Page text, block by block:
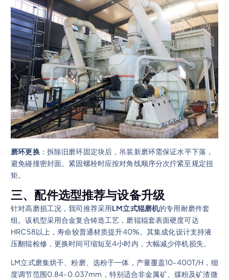
磨环更换：拆除旧磨环固定块后，吊装新磨环需保证水平下落，
避免碰撞密封面。紧固螺栓时应按对角线顺序分次拧紧至规定扭
矩。
三、配件选型推荐与设备升级
针对高磨损工况，我司推荐采用LM立式辊磨机的专用耐磨件套
组。该机型采用合金复合铸造工艺，磨辊辊套表面硬度可达
HRC58以上，寿命较普通材质提升40%。其集成化设计支持液
压翻辊检修，更换时间可缩短至4小时内，大幅减少停机损失。
LM立式磨集烘干、粉磨、选粉于一体，产量覆盖10-400T/H，细
度调节范围0.84-0.037mm，特别适合非金属矿、煤粉及矿渣微